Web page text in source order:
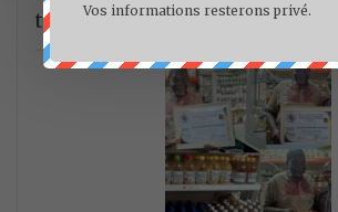
transformation chez Ecogreen.
Vos informations resterons privé.